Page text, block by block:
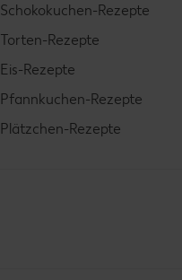
Schokokuchen-Rezepte
Torten-Rezepte
Eis-Rezepte
Pfannkuchen-Rezepte
Plätzchen-Rezepte